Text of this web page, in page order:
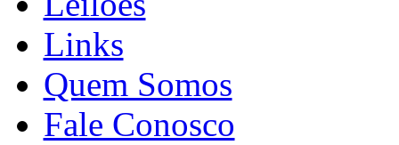
Links
Quem Somos
Fale Conosco